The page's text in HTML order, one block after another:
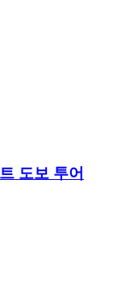
도보 투어